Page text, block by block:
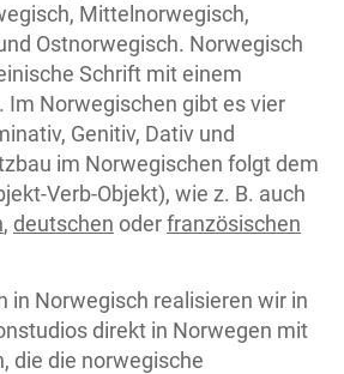
Mittelnorwegisch,
Ostnorwegisch. Norwegisch
Schrift mit einem
Im Norwegischen gibt es vier
Genitiv, Dativ und
im Norwegischen folgt dem
Verb-Objekt), wie z. B. auch
, deutschen oderfranzösischen
in Norwegisch realisieren wir in
direkt in Norwegen mit
die die norwegische